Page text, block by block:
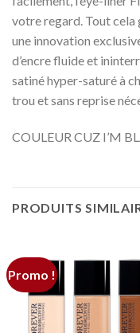
votre regard. Tout cela
une innovation
d’encre fluide et
satiné hyper-saturé à
trou et sans reprise
COULEUR CUZ I’M
PRODUITS
Promo !